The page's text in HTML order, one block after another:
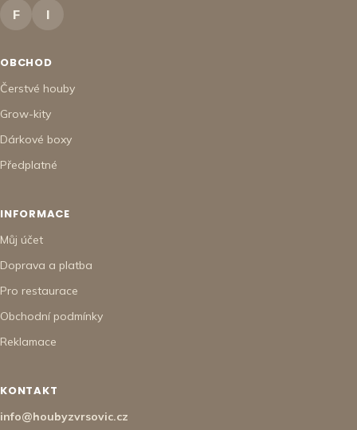
F I
OBCHOD
Čerstvé houby
Grow-kity
Dárkové boxy
Předplatné
INFORMACE
Můj účet
Doprava a platba
Pro restaurace
Obchodní podmínky
Reklamace
KONTAKT
info@houbyzvrsovic.cz